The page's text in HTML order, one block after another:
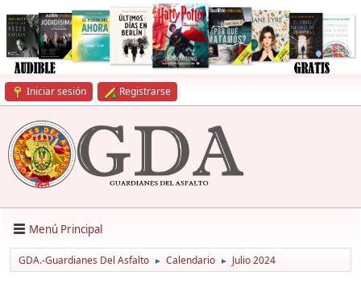
Iniciar sesión Registrarse
Menú Principal
GDA.-Guardianes Del Asfalto ► Calendario ► Julio 2024